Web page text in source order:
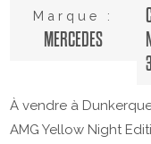
Marque :
MERCEDES
À vendre à
AMG Yellow Night